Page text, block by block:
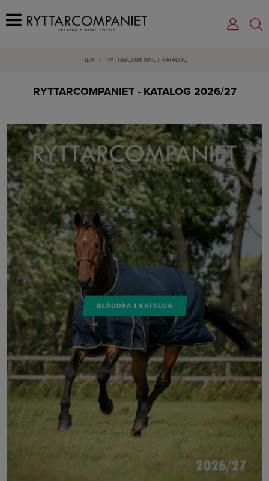
HEM / RYTTARCOMPANIET KATALOG
RYTTARCOMPANIET - KATALOG 2026/27